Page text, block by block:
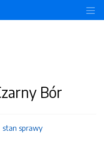
Bór
stan sprawy